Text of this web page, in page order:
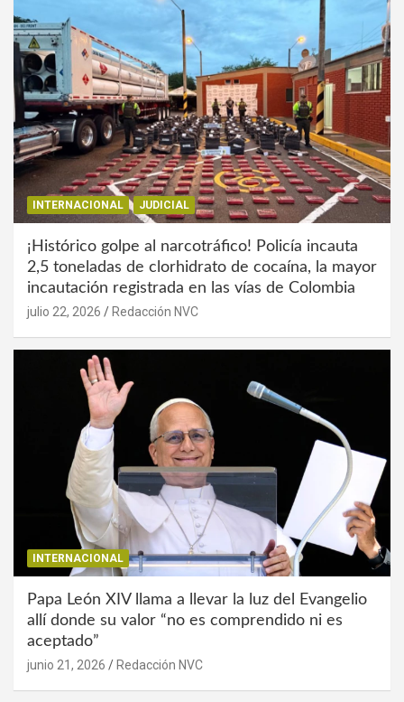
INTERNACIONAL JUDICIAL
¡Histórico golpe al narcotráfico! Policía incauta
2,5 toneladas de clorhidrato de cocaína, la mayor
incautación registrada en las vías de Colombia
julio 22, 2026 Redacción NVC
INTERNACIONAL
Papa León XIV llama a llevar la luz del Evangelio
allí donde su valor “no es comprendido ni es
aceptado”
junio 21, 2026 Redacción NVC